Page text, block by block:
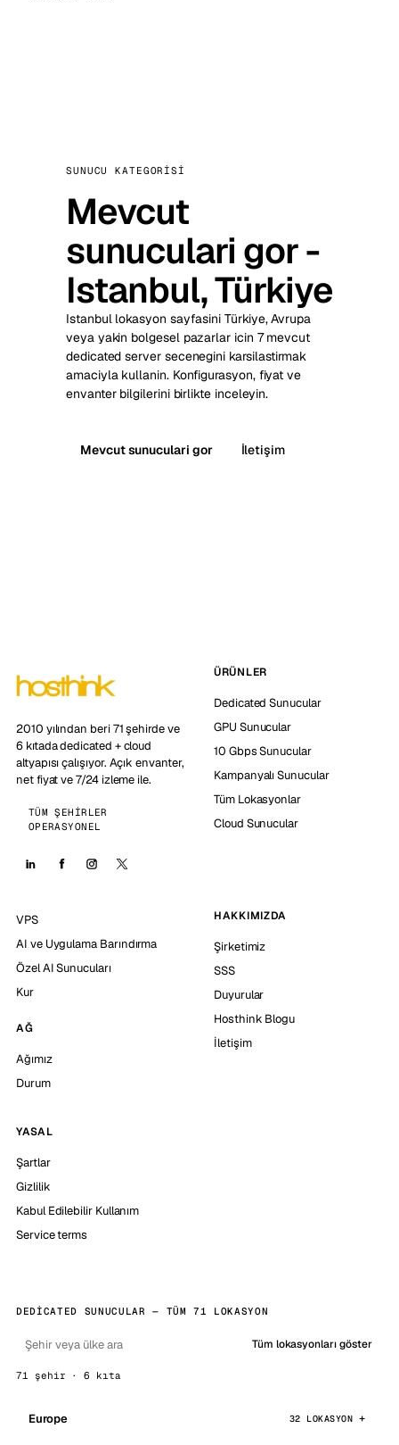
SUNUCU KATEGORISI
Mevcut
sunuculari gor -
Istanbul, Türkiye
Istanbul lokasyon sayfasini Türkiye, Avrupa
veya yakin bolgesel pazarlar icin 7 mevcut
dedicated server secenegini karsilastirmak
amaciyla kullanin. Konfigurasyon, fiyat ve
envanter bilgilerini birlikte inceleyin.
Mevcut sunuculari gor İletişim
2010 yılından beri 71 şehirde ve
6 kıtada dedicated + cloud
altyapısı çalışıyor. Açık envanter,
net fiyat ve 7/24 izleme ile.
TÜM ŞEHIRLER
OPERASYONEL
ÜRÜNLER
Dedicated Sunucular
GPU Sunucular
10 Gbps Sunucular
Kampanyalı Sunucular
Tüm Lokasyonlar
Cloud Sunucular
VPS
AI ve Uygulama Barındırma
Özel AI Sunucuları
Kur
AĞ
Ağımız
Durum
HAKKIMIZDA
Şirketimiz
SSS
Duyurular
Hosthink Blogu
İletişim
YASAL
Şartlar
Gizlilik
Kabul Edilebilir Kullanım
Service terms
DEDICATED SUNUCULAR — TÜM 71 LOKASYON
Tüm lokasyonları göster
71 şehir · 6 kıta
Europe 32 LOKASYON